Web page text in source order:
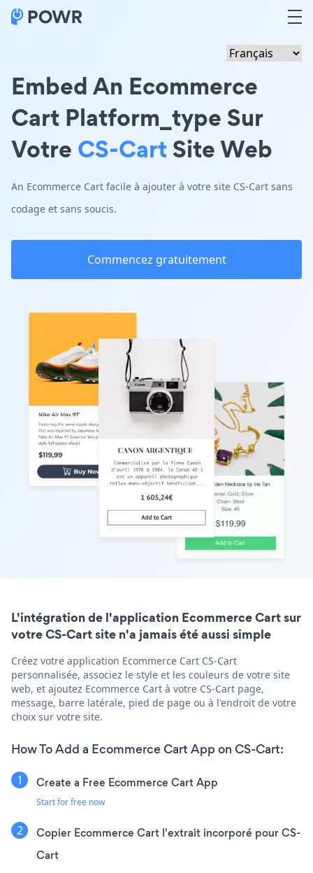
Embed An Ecommerce
Cart Platform_type Sur
Votre CS-CartSite Web
An Ecommerce Cart facile à ajouter à votre site CS-Cart sans
codage et sans soucis.
Commencez gratuitement
L'intégration de l'application Ecommerce Cart sur
votre CS-Cart site n'a jamais été aussi simple
Créez votre application Ecommerce Cart CS-Cart
personnalisée, associez le style et les couleurs de votre site
web, et ajoutez Ecommerce Cart à votre CS-Cart page,
message, barre latérale, pied de page ou à l'endroit de votre
choix sur votre site.
How To Add a Ecommerce Cart App on CS-Cart:
Create a Free Ecommerce Cart App
Start for free now
Copier Ecommerce Cart l'extrait incorporé pour CS-
Cart